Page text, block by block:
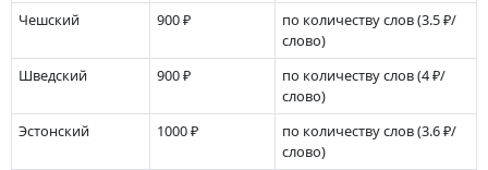
Чешский
900 ₽ по количеству слов(3.5 ₽/
слово)
Шведский
900 ₽ по количеству слов(4 ₽/
слово)
Эстонский
1000 ₽ по количеству слов(3.6 ₽/
слово)